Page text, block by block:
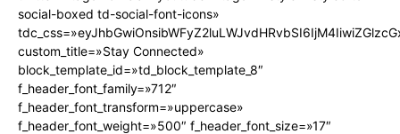
social-boxed td-social-font-icons»
custom_title=»Stay Connected»
block_template_id=»td_block_template_8″
f_header_font_family=»712″
f_header_font_transform=»uppercase»
f_header_font_weight=»500″ f_header_font_size=»17″